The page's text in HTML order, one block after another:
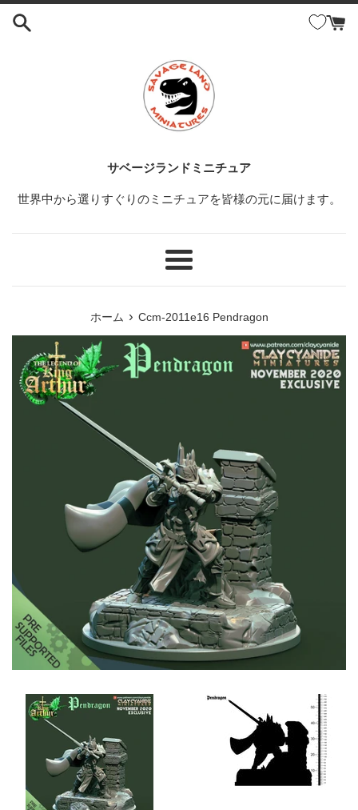
コ
サベージランドミニチュア
世界中から選りすぐりのミニチュアを皆様の元に届けます。
メ
ホーム › Ccm-2011e16 Pendragon